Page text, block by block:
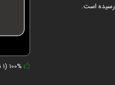
رسیده است.
100% (1 نفر) از کاربران، این محصول را پیشنهاد کرده اند